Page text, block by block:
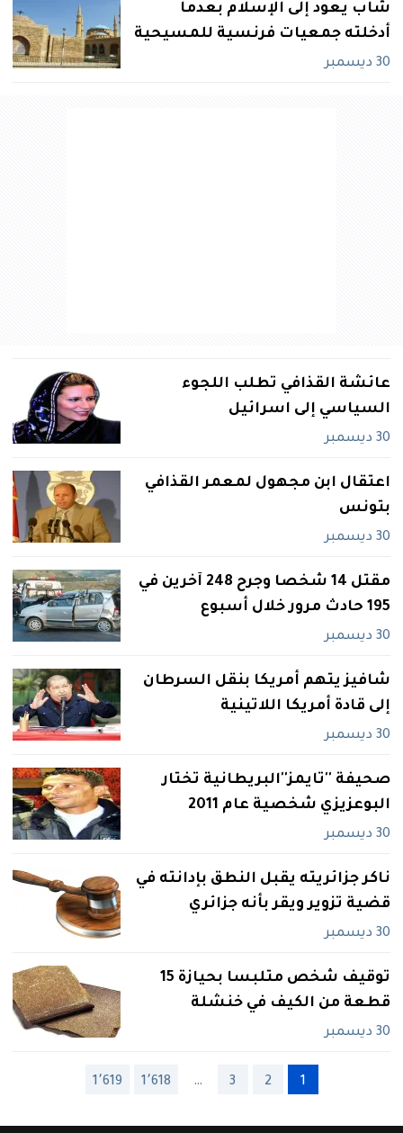
شاب‮ ‬يعود إلى الإسلام بعدما
أدخلته جمعيات فرنسية للمسيحية
30 ديسمبر
عائشة القذافي‮ ‬تطلب اللجوء
السياسي‮ ‬إلى اسرائيل‮
30 ديسمبر
اعتقال ابن مجهول لمعمر القذافي‮
‬بتونس
30 ديسمبر
مقتل ‮41 ‬شخصا وجرح ‮842 ‬آخرين في‮
591 ‬حادث مرور خلال أسبوع
30 ديسمبر
شافيز‮ ‬يتهم أمريكا بنقل السرطان
إلى قادة أمريكا اللاتينية
30 ديسمبر
صحيفة‮ ''‬تايمز‮''‬البريطانية تختار
البوعزيزي‮ ‬شخصية عام ‮1102‬
30 ديسمبر
ناكر جزائريته‮ ‬يقبل النطق بإدانته في‮
‬قضية تزوير ويقر بأنه جزائري
30 ديسمبر
توقيف شخص متلبسا بحيازة 15
‬قطعة من الكيف في‮ ‬خنشلة
30 ديسمبر
1
2
3
… 1٬618 1٬619